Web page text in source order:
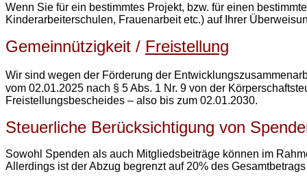
Wenn Sie für ein bestimmtes Projekt, bzw. für einen
Kinderarbeiterschulen, Frauenarbeit etc.) auf Ihrer
Gemeinnützigkeit / Freistellung
Wir sind wegen der Förderung der
vom 02.01.2025 nach § 5 Abs. 1 Nr. 9 von der
Freistellungsbescheides – also bis zum 02.01.2030.
Steuerliche Berücksichtigung von
Sowohl Spenden als auch Mitgliedsbeiträge können im
Allerdings ist der Abzug begrenzt auf 20% des